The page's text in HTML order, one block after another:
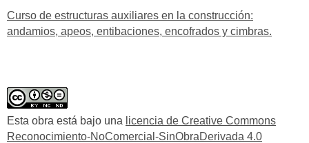
Curso de estructuras auxiliares en la construcción:
andamios, apeos, entibaciones, encofrados y cimbras.
Esta obra está bajo una licencia de Creative Commons
Reconocimiento-NoComercial-SinObraDerivada 4.0